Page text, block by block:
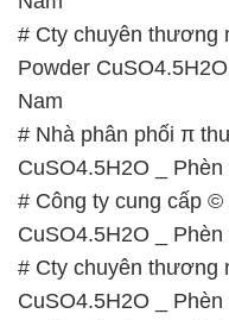
# Cty chuyên thương
Powder
Nam
# Nhà phân phối π
CuSO4.5H2O _
# Công ty cung cấp
CuSO4.5H2O _
# Cty chuyên thương
CuSO4.5H2O _